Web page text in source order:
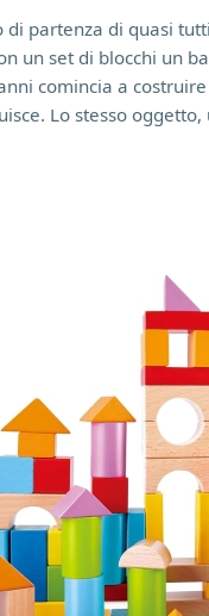
di partenza di quasi
un set di blocchi un
comincia a
Lo stesso